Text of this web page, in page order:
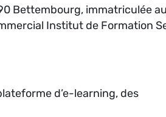
Bettembourg, immatriculée au
Institut de Formation
d’e-learning, des